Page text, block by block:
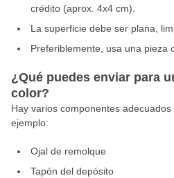
crédito (aprox. 4x4 cm).
La superficie debe ser plana,
Preferiblemente, usa una pieza
¿Qué puedes enviar para
color?
Hay varios componentes
ejemplo:
Ojal de remolque
Tapón del depósito